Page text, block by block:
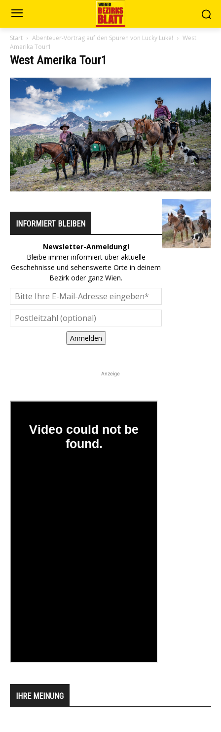
Start Abenteuer-Vortrag auf den Spuren von Lucky Luke!
West
Amerika Tour1
West Amerika Tour1
INFORMIERT BLEIBEN
Newsletter-Anmeldung!
Bleibe immer informiert über aktuelle
Geschehnisse und sehenswerte Orte in deinem
Bezirk oder ganz Wien.
Anmelden
Anzeige
IHRE MEINUNG